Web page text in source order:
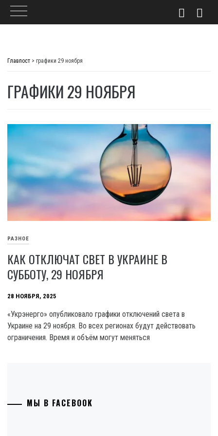
Главпост > графики 29 ноября
ГРАФИКИ 29 НОЯБРЯ
РАЗНОЕ
КАК ОТКЛЮЧАТ СВЕТ В УКРАИНЕ В
СУББОТУ, 29 НОЯБРЯ
28 НОЯБРЯ, 2025
«Укрэнерго» опубликовало графики отключений света в
Украине на 29 ноября. Во всех регионах будут действовать
ограничения. Время и объём могут меняться
МЫ В FACEBOOK